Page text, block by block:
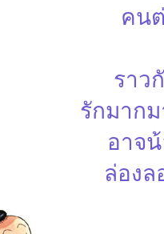
คน
ราว
รักมากม
อาจ
ล่องล